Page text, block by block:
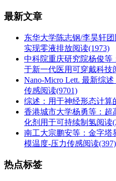
最新文章
东华大学陈志钢/李昊轩
实现零液排放阅读(1973)
中科院重庆研究院杨俊等
于新一代医用可穿戴科技
Nano-Micro Lett. 最新综
传感阅读(9701)
综述：用于神经形态计算
香港城市大学杨勇等：超
化剂用于可持续制氢阅读
南工大宗鹏安等：金字塔
模温度-压力传感阅读(397)
热点标签